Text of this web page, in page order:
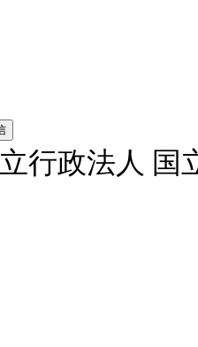
行政法人 国